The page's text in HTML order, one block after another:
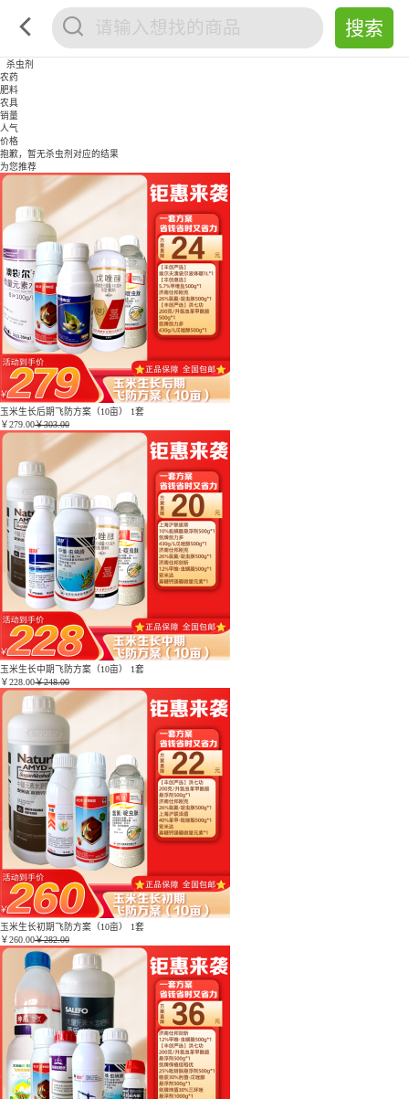
杀虫剂
农药
肥料
农具
销量
人气
价格
抱歉，暂无杀虫剂对应的结果
为您推荐
玉米生长后期飞防方案（10亩） 1套
￥279.00￥303.00
玉米生长中期飞防方案（10亩） 1套
￥228.00￥248.00
玉米生长初期飞防方案（10亩） 1套
￥260.00￥282.00